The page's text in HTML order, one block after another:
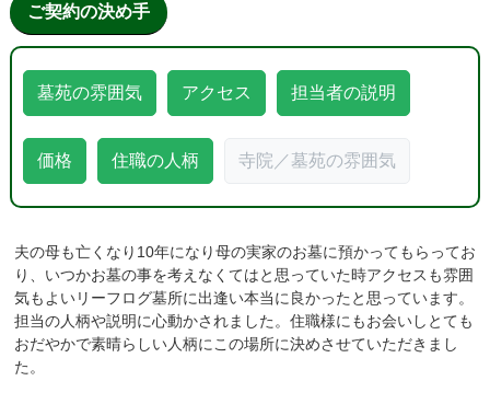
ご契約の決め手
墓苑の雰囲気 アクセス 担当者の説明
価格 住職の人柄 寺院／墓苑の雰囲気
夫の母も亡くなり10年になり母の実家のお墓に預かってもらってお
り、いつかお墓の事を考えなくてはと思っていた時アクセスも雰囲
気もよいリーフログ墓所に出逢い本当に良かったと思っています。
担当の人柄や説明に心動かされました。住職様にもお会いしとても
おだやかで素晴らしい人柄にこの場所に決めさせていただきまし
た。